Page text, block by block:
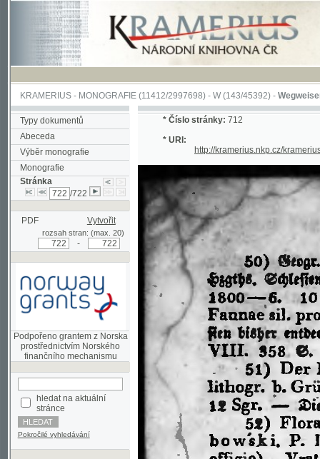
KRAMERIUS-MONOGRAFIE(11412/2997698) -W (143/45392)-Wegweiser durch
Typy dokumentů
Abeceda
Výběr monografie
Monografie
Stránka
/722
PDF Vytvořit
rozsah stran: (max. 20)
Podpořeno grantem z Norska
prostřednictvím Norského
hledat na aktuální
stránce
Pokročilé vyhledávání
http://kramerius.nkp.cz/kramerius/